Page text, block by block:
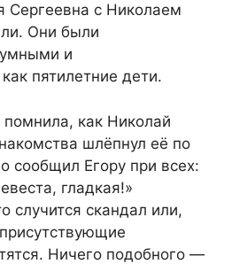
Сергеевна с Николаем
Они были
и
пятилетние дети.
как Николай
шлёпнул её по
сообщил Егору при всех:
гладкая!»
случится скандал или,
Ничего подобного —